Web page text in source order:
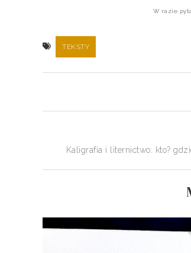
W razie
TEKSTY
Kaligrafia i liternictwo: kto?